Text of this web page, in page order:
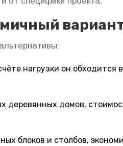
нагрузки он обходится
деревянных домов,
блоков и столбов,